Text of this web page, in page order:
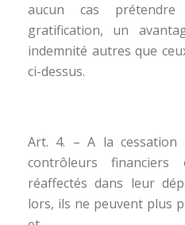
aucun cas
gratification, un
indemnité autres que
ci-dessus.
Art. 4. – A la cessation
contrôleurs
réaffectés dans leur
lors, ils ne peuvent plus